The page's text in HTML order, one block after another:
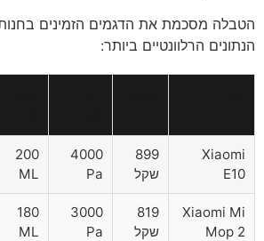
הנתונים הרלוונטיים ביותר:
Xiaomi
E10
899
שקל
4000
Pa
200
ML
Xiaomi Mi
Mop 2
819
שקל
3000
Pa
180
ML